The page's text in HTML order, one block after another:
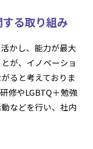
る取り組み
かし、能力が最大
が、イノベーショ
ると考えておりま
修やLGBTQ＋勉強
などを行い、社内